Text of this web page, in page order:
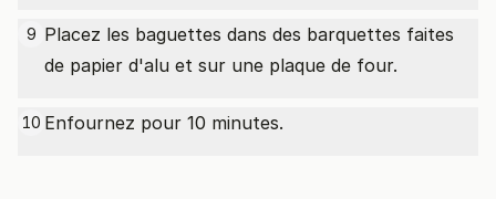
9 Placez les baguettes dans des barquettes faites
de papier d'alu et sur une plaque de four.
10 Enfournez pour 10 minutes.